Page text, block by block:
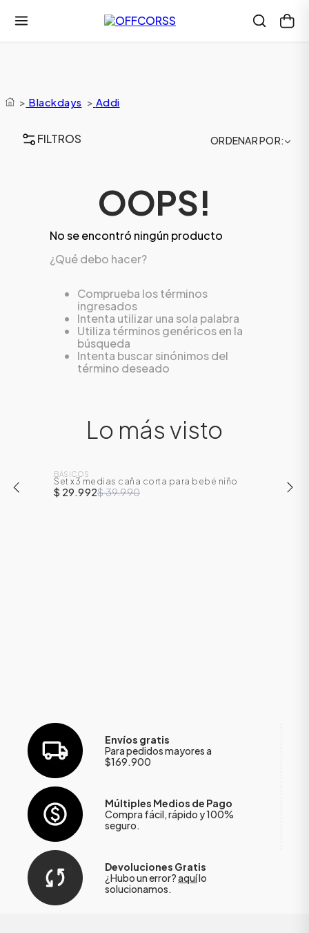
> Blackdays > Addi
FILTROS ORDENAR POR
OOPS!
No se encontró ningún producto
¿Qué debo hacer?
Comprueba los términos
ingresados
Intenta utilizar una sola palabra
Utiliza términos genéricos en la
búsqueda
Intenta buscar sinónimos del
término deseado
Lo más visto
-25%
BASICOS
Set x3 medias caña corta para bebé niño
$ 29.992$ 39.990
Envíos gratis
Para pedidos mayores a
$169.900
Múltiples Medios de Pago
Compra fácil, rápido y 100%
seguro.
Devoluciones Gratis
¿Hubo un error?aquílo
solucionamos.